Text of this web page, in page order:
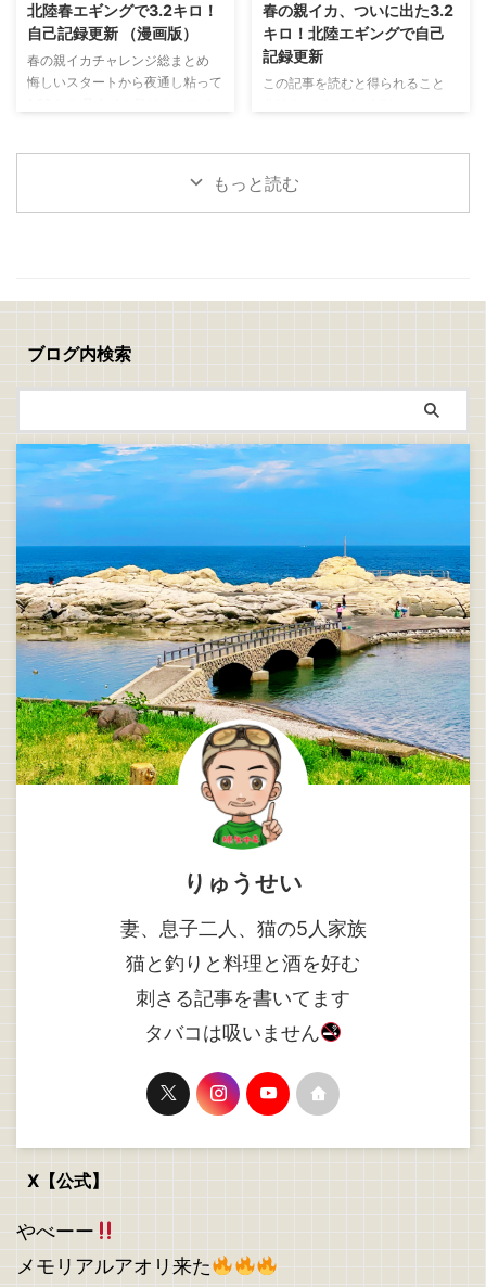
に軽く塩を振り5分ほど置きます
表面に出てきた水分をキッチンペ
ーパーで丁寧に拭き取ったら塩コ
ショウを振ります 次に、 小麦粉
→ 溶き卵 → パン粉 の順番で衣を
...
よく親父と一緒にやっていた
「真鯛のぶっこみ釣り」 最近は
アジングやエギングなど、どちら
かといえばライトで手返しの良い
釣りが中心でしたが、ぶっこみ釣
りますね 仕掛けを遠投して潮を
見ながら、魚が入って ...
北陸春エギングで3.2キロ！
自己記録更新 （漫画版）
春の親イカチャレンジ総まとめ
悔しいスタートから夜通し粘って
春の親イカ、ついに出た3.2
キロ！北陸エギングで自己
記録更新
この記事を読むと得られること
につく 春の親イカチャレンジ 今
回は、春の親イカ狙いの釣行をま
→5/18(月)：1.0キロ、1.47キロ、
もっと読む
ブログ内検索
りゅうせい
妻、息子二人、猫の5人家族
猫と釣りと料理と酒を好む
刺さる記事を書いてます
タバコは吸いません
X【公式】
やべーー
メモリアルアオリ来た